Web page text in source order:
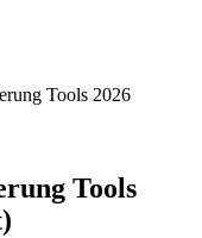
Tools 2026
Tools